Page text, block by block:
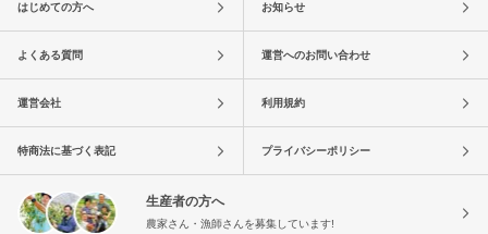
はじめての方へ お知らせ
よくある質問 運営へのお問い合わせ
運営会社 利用規約
特商法に基づく表記 プライバシーポリシー
生産者の方へ
農家さん・漁師さんを募集しています!